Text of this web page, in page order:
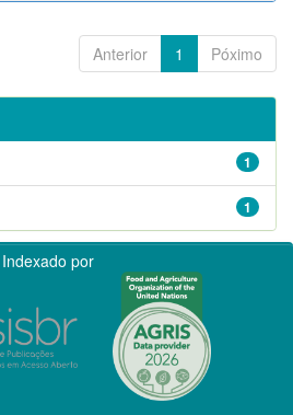
Anterior 1 Póximo
1
1
Indexado por